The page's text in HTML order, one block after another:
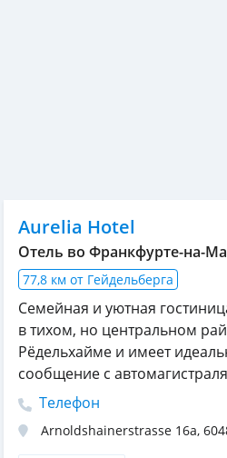
Aurelia Hotel
Отель во Франкфурте-на-
77,8 км от Гейдельберга
Семейная и уютная
в тихом, но центральном
Рёдельхайме и имеет
сообщение с
Телефон
Arnoldshainerstrasse 16a,